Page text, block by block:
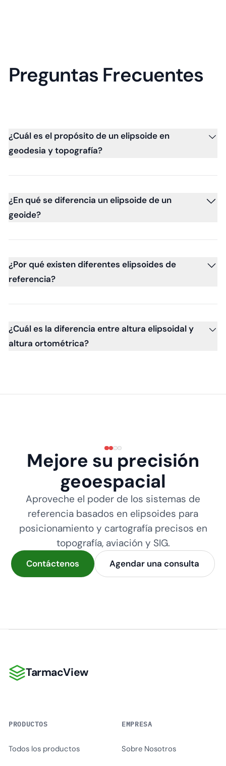
Preguntas Frecuentes
¿Cuál es el propósito de un elipsoide en
geodesia y topografía?
¿En qué se diferencia un elipsoide de un
geoide?
¿Por qué existen diferentes elipsoides de
referencia?
¿Cuál es la diferencia entre altura elipsoidal y
altura ortométrica?
Mejore su precisión
geoespacial
Aproveche el poder de los sistemas de
referencia basados en elipsoides para
posicionamiento y cartografía precisos en
topografía, aviación y SIG.
Contáctenos Agendar una consulta
TarmacView
TarmacView
PRODUCTOS
Todos los productos
EMPRESA
Sobre Nosotros